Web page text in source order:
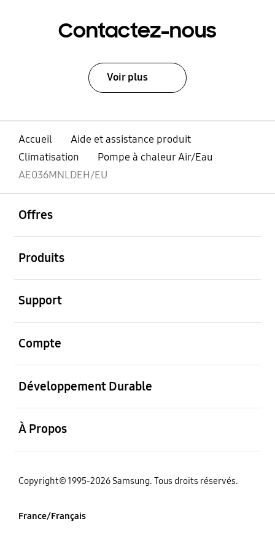
Contactez-nous
Voir plus
Accueil
Aide et assistance produit
Climatisation
Pompe à chaleur Air/Eau
AE036MNLDEH/EU
Offres
Produits
Support
Compte
Développement Durable
À Propos
‌Copyright© 1995-2026 Samsung. Tous droits réservés.
France/Français